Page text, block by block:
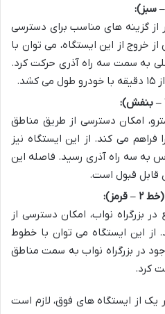
از گزینه های مناسب برای دسترسی
خروج از این ایستگاه، می توان با
به سمت سه راه آذری حرکت کرد.
کمیل در خط ۷ مترو، امکان دسترسی از طریق مناطق
فراهم می کند. از این ایستگاه نیز
به سه راه آذری رسید. فاصله این
قابل قبول است.
بزرگراه نواب، امکان دسترسی از
از این ایستگاه می توان با خطوط
در بزرگراه نواب به سمت مناطق
کرد.
از ایستگاه های فوق، لازم است